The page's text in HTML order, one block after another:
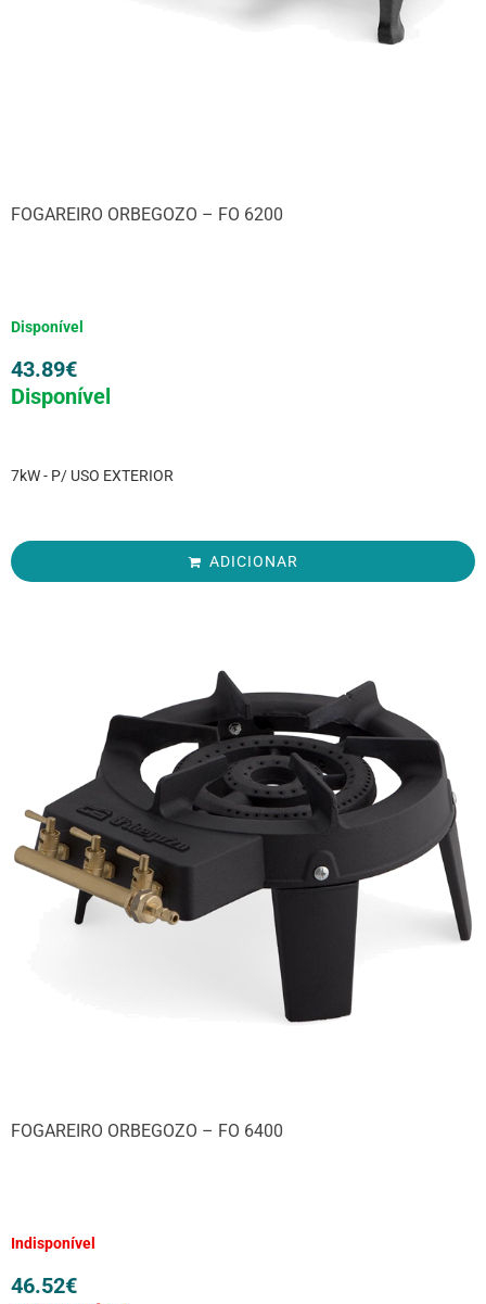
FOGAREIRO ORBEGOZO – FO 6200
Disponível
43.89€
Disponível
7kW - P/ USO EXTERIOR
ADICIONAR
FOGAREIRO ORBEGOZO – FO 6400
Indisponível
46.52€